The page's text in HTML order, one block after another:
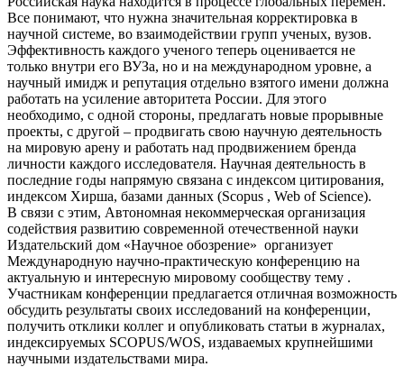
Все понимают, что нужна значительная корректировка в
научной системе, во взаимодействии групп ученых, вузов.
Эффективность каждого ученого теперь оценивается не
только внутри его ВУЗа, но и на международном уровне, а
научный имидж и репутация отдельно взятого имени должна
работать на усиление авторитета России. Для этого
необходимо, с одной стороны, предлагать новые прорывные
проекты, с другой – продвигать свою научную деятельность
на мировую арену и работать над продвижением бренда
личности каждого исследователя. Научная деятельность в
последние годы напрямую связана с индексом цитирования,
индексом Хирша, базами данных (Scopus , Web of Science).
В связи с этим, Автономная некоммерческая организация
содействия развитию современной отечественной науки
Издательский дом «Научное обозрение» организует
Международную научно-практическую конференцию на
актуальную и интересную мировому сообществу тему .
Участникам конференции предлагается отличная возможность
обсудить результаты своих исследований на конференции,
получить отклики коллег и опубликовать статьи в журналах,
индексируемых SCOPUS/WOS, издаваемых крупнейшими
научными издательствами мира.